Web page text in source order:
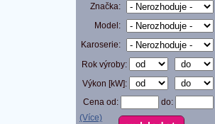
Značka:
Model:
Karoserie:
Rok výroby:
Výkon [kW]:
Cena od:
do:
(Více)